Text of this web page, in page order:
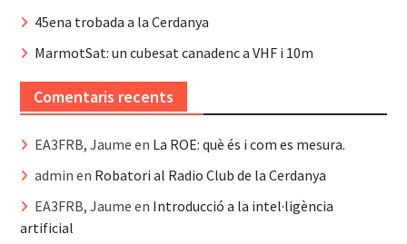
45ena trobada a la Cerdanya
MarmotSat: un cubesat canadenc a VHF i 10m
Comentaris recents
EA3FRB, Jaume en La ROE: què és i com es mesura.
admin en Robatori al Radio Club de la Cerdanya
EA3FRB, Jaume en Introducció a la intel·ligència
artificial